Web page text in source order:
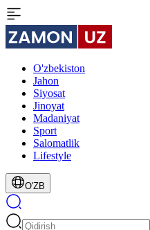
O'zbekiston
Jahon
Siyosat
Jinoyat
Madaniyat
Sport
Salomatlik
Lifestyle
O'ZB